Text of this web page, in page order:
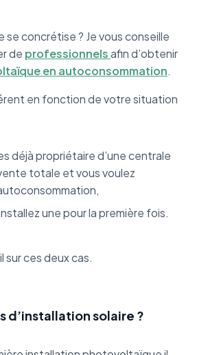
se concrétise ? Je vous conseille
de professionnelsafin d’obtenir
en autoconsommation.
en fonction de votre situation
déjà propriétaire d’une centrale
totale et vous voulez
une pour la première fois.
sur ces deux cas.
d’installation solaire ?